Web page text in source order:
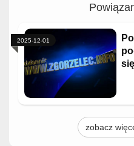
2025-12-01
zobacz